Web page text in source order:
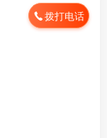
拨打电话